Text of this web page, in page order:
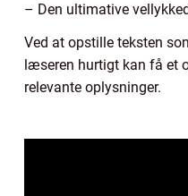
– Den ultimative
Ved at opstille teksten
læseren hurtigt kan få et
relevante oplysninger.